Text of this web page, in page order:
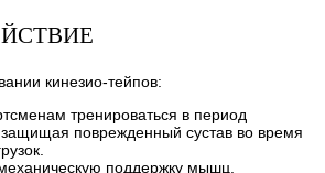
кинезио-тейпов:
тренироваться в период
поврежденный сустав во время
поддержку мышц,